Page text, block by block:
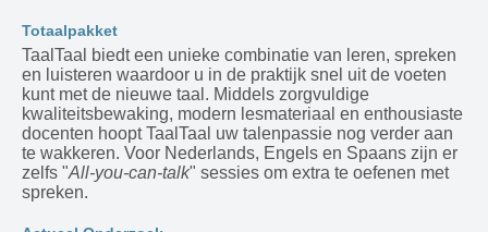
Totaalpakket
TaalTaal biedt een unieke combinatie van leren, spreken
en luisteren waardoor u in de praktijk snel uit de voeten
kunt met de nieuwe taal. Middels zorgvuldige
kwaliteitsbewaking, modern lesmateriaal en enthousiaste
docenten hoopt TaalTaal uw talenpassie nog verder aan
te wakkeren. Voor Nederlands, Engels en Spaans zijn er
zelfs "All-you-can-talk" sessies om extra te oefenen met
spreken.